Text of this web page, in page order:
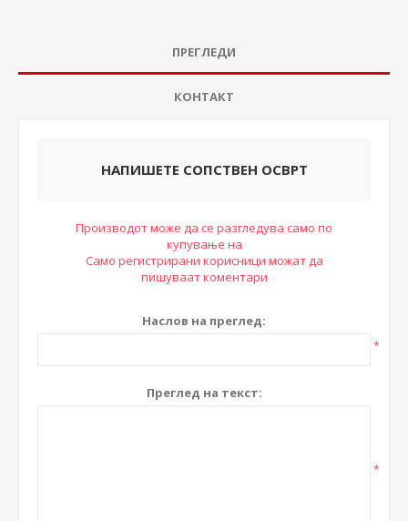
ПРЕГЛЕДИ
КОНТАКТ
НАПИШЕТЕ СОПСТВЕН ОСВРТ
Производот може да се разгледува само по
купување на
Само регистрирани корисници можат да
пишуваат коментари
Наслов на преглед:
*
Преглед на текст:
*